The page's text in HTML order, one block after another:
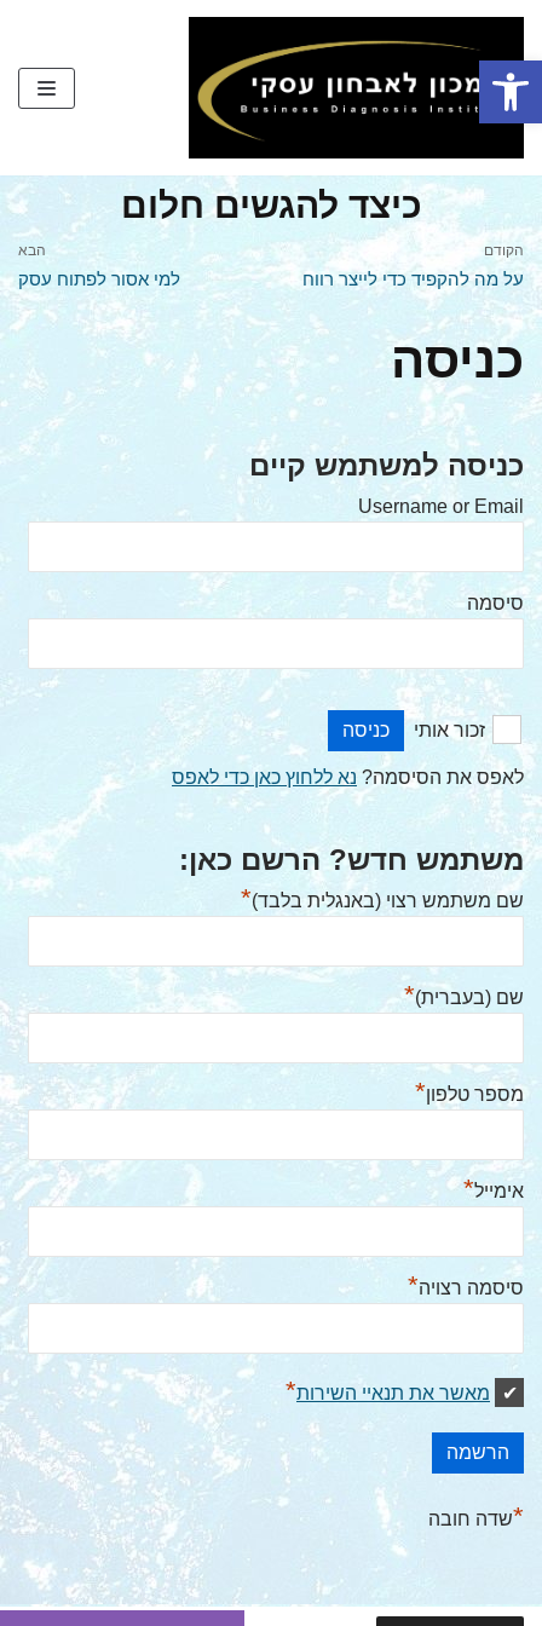
פתח סרגל נגישות
content
כיצד להגשים חלום
הקודם
על מה להקפיד כדי לייצר רווח
הבא
למי אסור לפתוח עסק
כניסה
כניסה למשתמש קיים
Username or Email
סיסמה
זכור אותי
לאפס את הסיסמה? נא ללחוץ כאן כדי לאפס
משתמש חדש? הרשם כאן:
שם משתמש רצוי (באנגלית בלבד)*
שם (בעברית)*
מספר טלפון*
אימייל*
סיסמה רצויה*
מאשר את תנאיי השירות*
*שדה חובה